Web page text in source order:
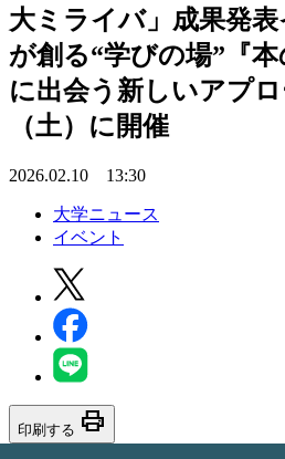
大ミライバ」成果発
が創る“学びの場”『
に出会う新しいアプロ
（土）に開催
2026.02.10 13:30
大学ニュース
イベント
印刷する print